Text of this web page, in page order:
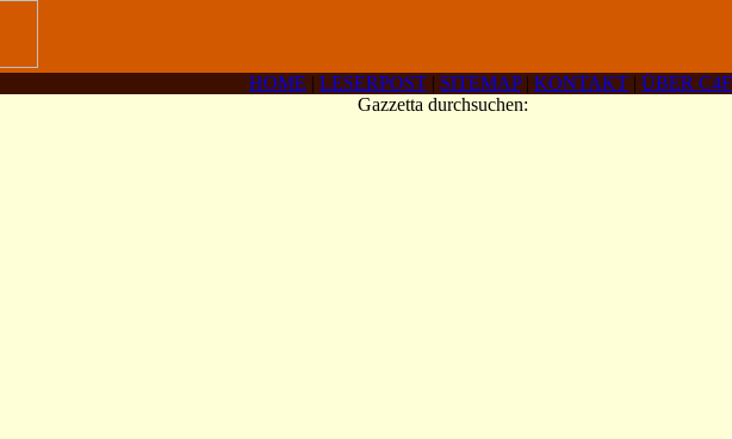
HOME | LESERPOST | SITEMAP| KONTAKT | ÜBER C4F
Gazzetta durchsuchen: